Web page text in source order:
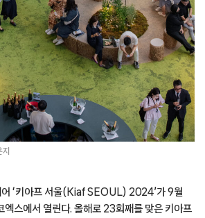
어 ‘키아프 서울(Kiaf SEOUL) 2024’가 9월
엑스에서 열린다. 올해로 23회째를 맞은 키아프